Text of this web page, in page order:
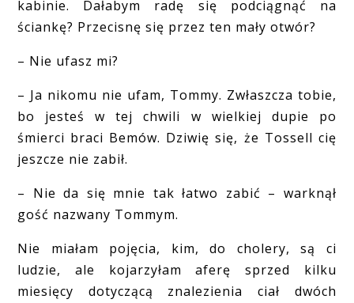
kabinie. Dałabym radę się podciągnąć na
ściankę? Przecisnę się przez ten mały otwór?
– Nie ufasz mi?
– Ja nikomu nie ufam, Tommy. Zwłaszcza tobie,
bo jesteś w tej chwili w wielkiej dupie po
śmierci braci Bemów. Dziwię się, że Tossell cię
jeszcze nie zabił.
– Nie da się mnie tak łatwo zabić – warknął
gość nazwany Tommym.
Nie miałam pojęcia, kim, do cholery, są ci
ludzie, ale kojarzyłam aferę sprzed kilku
miesięcy dotyczącą znalezienia ciał dwóch